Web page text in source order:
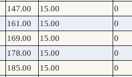
147.00 15.00 0
161.00 15.00 0
169.00 15.00 0
178.00 15.00 0
185.00 15.00 0